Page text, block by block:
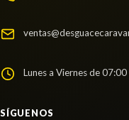
LUNA CUSTODIA
Lunes a Viernes de
SÍGUENOS